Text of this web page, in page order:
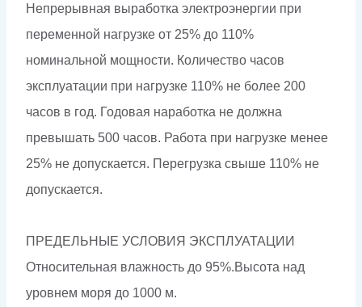
Непрерывная выработка электроэнергии при
переменной нагрузке от 25% до 110%
номинальной мощности. Количество часов
эксплуатации при нагрузке 110% не более 200
часов в год. Годовая наработка не должна
превышать 500 часов. Работа при нагрузке менее
25% не допускается. Перегрузка свыше 110% не
допускается.
ПРЕДЕЛЬНЫЕ УСЛОВИЯ ЭКСПЛУАТАЦИИ
Относительная влажность до 95%.Высота над
уровнем моря до 1000 м.